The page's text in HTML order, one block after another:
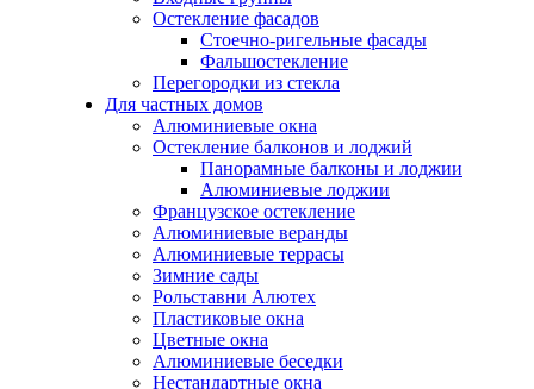
Остекление фасадов
Стоечно-ригельные фасады
Фальшостекление
Перегородки из стекла
Для частных домов
Алюминиевые окна
Остекление балконов и лоджий
Панорамные балконы и лоджии
Алюминиевые лоджии
Французское остекление
Алюминиевые веранды
Алюминиевые террасы
Зимние сады
Рольставни Алютех
Пластиковые окна
Цветные окна
Алюминиевые беседки
Нестандартные окна